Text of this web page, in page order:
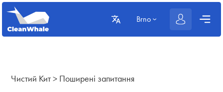
Brno
Чистий Кит> Поширені запитання